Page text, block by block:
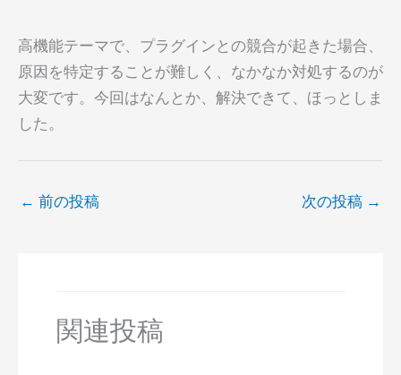
高機能テーマで、プラグインとの競合が起きた場合、
原因を特定することが難しく、なかなか対処するのが
大変です。今回はなんとか、解決できて、ほっとしま
した。
← 前の投稿 次の投稿 →
関連投稿